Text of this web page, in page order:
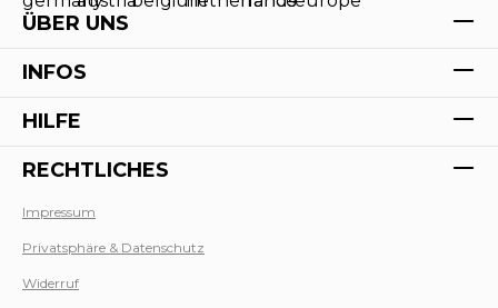
ÜBER UNS
INFOS
HILFE
RECHTLICHES
Impressum
Privatsphäre & Datenschutz
Widerruf